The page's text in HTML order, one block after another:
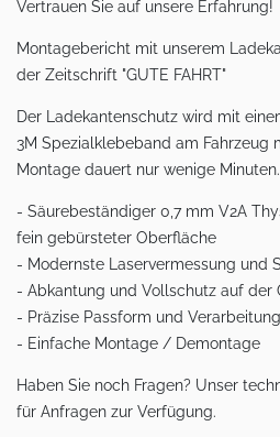
Vertrauen Sie auf unsere Erfahrung!
Montagebericht mit unserem
der Zeitschrift "GUTE FAHRT"
Der Ladekantenschutz wird mit
3M Spezialklebeband am Fahrzeug
Montage dauert nur wenige Minuten.
- Säurebeständiger 0,7 mm V2A
fein gebürsteter Oberfläche
- Modernste Laservermessung und
- Abkantung und Vollschutz auf der
- Präzise Passform und Verarbeitung
- Einfache Montage / Demontage
Haben Sie noch Fragen? Unser
für Anfragen zur Verfügung.